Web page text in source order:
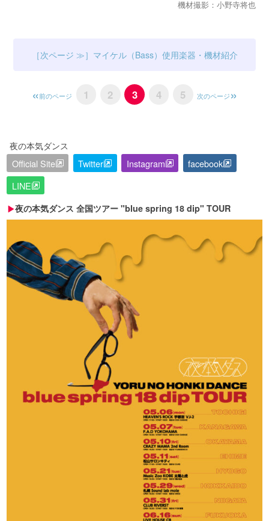
機材撮影：小野寺将也
マイケル（Bass）使用楽器・機材紹介
前のページ 1 2 3 4 5 次のページ
夜の本気ダンス
Official Site
Twitter Instagram
facebook
LINE
夜の本気ダンス 全国ツアー "blue spring 18 dip" TOUR